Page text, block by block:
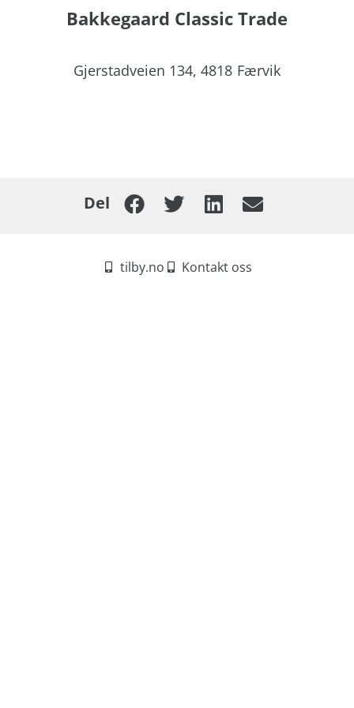
Bakkegaard Classic Trade
Gjerstadveien 134, 4818 Færvik
Del
tilby.no Kontakt oss